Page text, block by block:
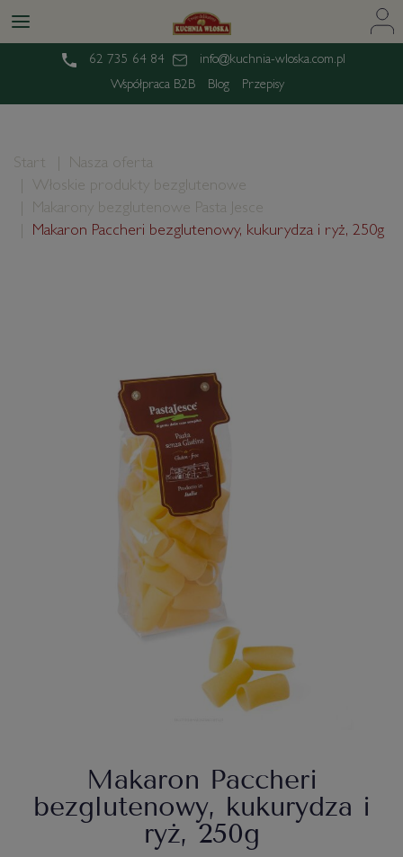
62 735 64 84
info@kuchnia-wloska.com.pl
Współpraca B2B
Blog Przepisy
Start
Nasza oferta
Włoskie produkty bezglutenowe
Makarony bezglutenowe Pasta Jesce
Makaron Paccheri bezglutenowy, kukurydza i ryż, 250g
Makaron Paccheri
bezglutenowy, kukurydza i
ryż, 250g